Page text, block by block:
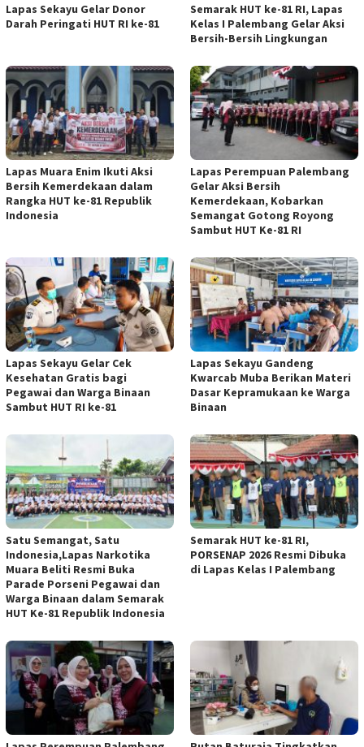
Lapas Sekayu Gelar Donor
Darah Peringati HUT RI ke-81
Semarak HUT ke-81 RI, Lapas
Kelas I Palembang Gelar Aksi
Bersih-Bersih Lingkungan
Lapas Muara Enim Ikuti Aksi
Bersih Kemerdekaan dalam
Rangka HUT ke-81 Republik
Indonesia
Lapas Perempuan Palembang
Gelar Aksi Bersih
Kemerdekaan, Kobarkan
Semangat Gotong Royong
Sambut HUT Ke-81 RI
Lapas Sekayu Gelar Cek
Kesehatan Gratis bagi
Pegawai dan Warga Binaan
Sambut HUT RI ke-81
Lapas Sekayu Gandeng
Kwarcab Muba Berikan Materi
Dasar Kepramukaan ke Warga
Binaan
Satu Semangat, Satu
Indonesia,Lapas Narkotika
Muara Beliti Resmi Buka
Parade Porseni Pegawai dan
Warga Binaan dalam Semarak
HUT Ke-81 Republik Indonesia
Semarak HUT ke-81 RI,
PORSENAP 2026 Resmi Dibuka
di Lapas Kelas I Palembang